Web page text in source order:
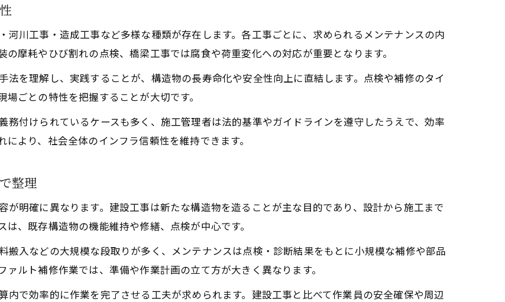
検と維持管理に活かす土木工事の知識
土木工事メンテナンスに不可欠な点検の基本
建設工事の点検と維持管理で押さえるべき点
土木工事で活かす維持管理の効率化ノウハウ
付帯工事と点検を結ぶ土木工事の知見とは
土木工事メンテナンスの建設業法上の位置付け
土木工事とメンテナンス工事の法的な違いを整理
河川工事・造成工事など多様な種類が存在します。各工事ごとに、求められるメンテナンスの内
摩耗やひび割れの点検、橋梁工事では腐食や荷重変化への対応が重要となります。
法を理解し、実践することが、構造物の長寿命化や安全性向上に直結します。点検や補修のタイ
ごとの特性を把握することが大切です。
付けられているケースも多く、施工管理者は法的基準やガイドラインを遵守したうえで、効率
より、社会全体のインフラ信頼性を維持できます。
整理
明確に異なります。建設工事は新たな構造物を造ることが主な目的であり、設計から施工まで
、既存構造物の機能維持や修繕、点検が中心です。
搬入などの大規模な段取りが多く、メンテナンスは点検・診断結果をもとに小規模な補修や部品
ルト補修作業では、準備や作業計画の立て方が大きく異なります。
内で効率的に作業を完了させる工夫が求められます。建設工事と比べて作業員の安全確保や周辺